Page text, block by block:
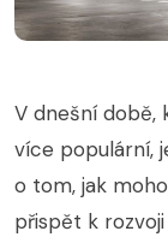
V dnešní době,
více populární,
o tom, jak
přispět k